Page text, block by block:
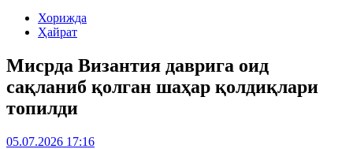
Хорижда
Ҳайрат
Мисрда Византия даврига оид
сақланиб қолган шаҳар қолдиқлари
топилди
05.07.2026 17:16